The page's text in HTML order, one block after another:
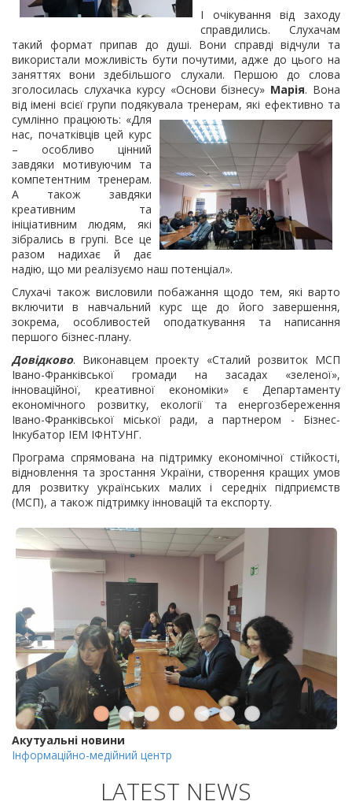
І очікування від заходу
справдились. Слухачам
такий формат припав до душі. Вони справді відчули та
використали можливість бути почутими, адже до цього на
заняттях вони здебільшого слухали. Першою до слова
зголосилась слухачка курсу «Основи бізнесу» Марія. Вона
від імені всієї групи подякувала тренерам, які ефективно та
сумлінно працюють: «Для
нас, початківців цей курс
– особливо цінний
завдяки мотивуючим та
компетентним тренерам.
А також завдяки
креативним та
ініціативним людям, які
зібрались в групі. Все це
разом надихає й дає
надію, що ми реалізуємо наш потенціал».
Слухачі також висловили побажання щодо тем, які варто
включити в навчальний курс ще до його завершення,
зокрема, особливостей оподаткування та написання
першого бізнес-плану.
Довідково. Виконавцем проекту «Сталий розвиток МСП
Івано-Франківської громади на засадах «зеленої»,
інноваційної, креативної економіки» є Департаменту
економічного розвитку, екології та енергозбереження
Івано-Франківської міської ради, а партнером - Бізнес-
Інкубатор ІЕМ ІФНТУНГ.
Програма спрямована на підтримку економічної стійкості,
відновлення та зростання України, створення кращих умов
для розвитку українських малих і середніх підприємств
(МСП), а також підтримку інновацій та експорту.
Акутуальні новини
Інформаційно-медійний центр
LATEST NEWS